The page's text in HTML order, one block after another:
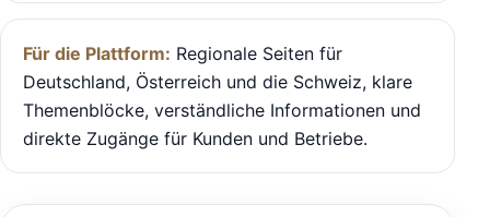
Für die Plattform: Regionale Seiten für
Deutschland, Österreich und die Schweiz, klare
Themenblöcke, verständliche Informationen und
direkte Zugänge für Kunden und Betriebe.